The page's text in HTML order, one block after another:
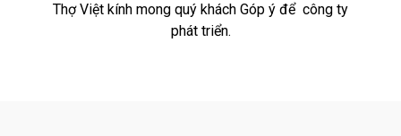
Thợ Việt kính mong quý khách Góp ý để công ty
phát triển.